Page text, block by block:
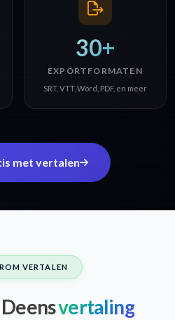
30+
EXPORTFORMATEN
SRT, VTT, Word, PDF, en meer
met vertalen
VERTALEN
vertaling